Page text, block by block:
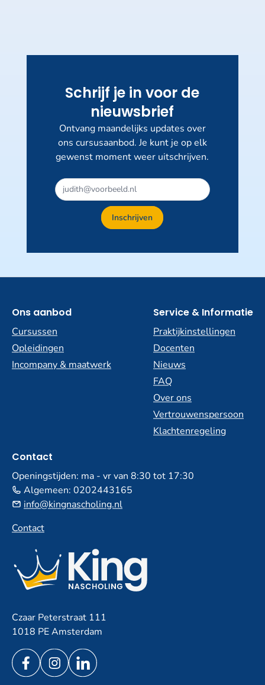
Schrijf je in voor de
nieuwsbrief
Ontvang maandelijks updates over
ons cursusaanbod. Je kunt je op elk
gewenst moment weer uitschrijven.
Dit
veld
Inschrijven
Ons aanbod
Cursussen
Opleidingen
Incompany & maatwerk
Service & Informatie
Praktijkinstellingen
Docenten
Nieuws
FAQ
Over ons
Vertrouwenspersoon
Klachtenregeling
Contact
Openingstijden: ma - vr van 8:30 tot 17:30
Algemeen: 0202443165
info@kingnascholing.nl
Contact
Czaar Peterstraat 111
1018 PE Amsterdam